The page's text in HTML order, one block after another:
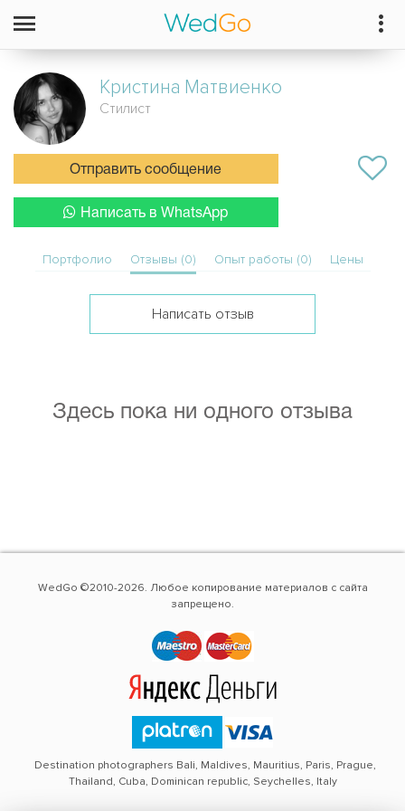
Кристина Матвиенко
Стилист
Отправить сообщение
Написать в WhatsApp
Портфолио Отзывы (0) Опыт работы (0) Цены
Написать отзыв
Здесь пока ни одного отзыва
WedGo ©2010-2026. Любое копирование материалов с сайта
запрещено.
Destination photographers Bali, Maldives, Mauritius, Paris, Prague,
Thailand, Cuba, Dominican republic, Seychelles, Italy